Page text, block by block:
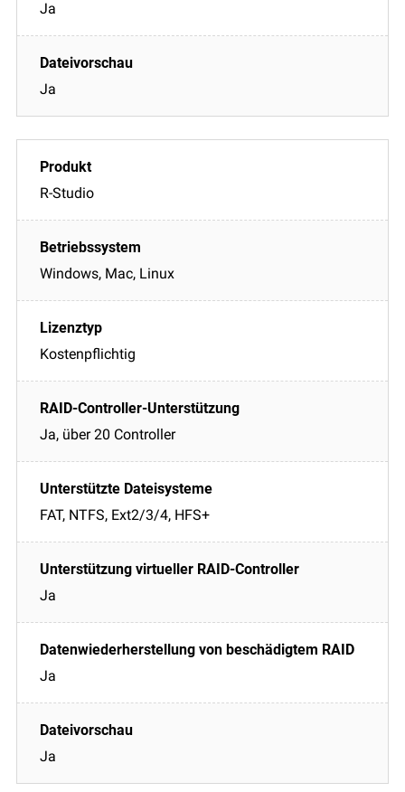
Ja
Ja
R-Studio
Windows, Mac, Linux
Kostenpflichtig
Ja, über 20 Controller
FAT, NTFS, Ext2/3/4, HFS+
Ja
Ja
Ja